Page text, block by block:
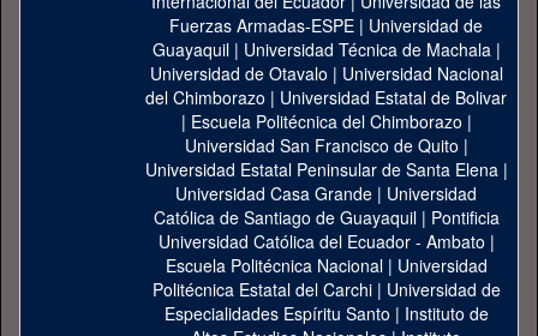
Fuerzas Armadas-ESPE | Universidad de
Guayaquil| Universidad Técnica de Machala|
Universidad de Otavalo | Universidad Nacional
del Chimborazo | Universidad Estatal de Bolivar
| Escuela Politécnica del Chimborazo |
Universidad San Francisco de Quito |
Universidad Estatal Peninsular de Santa Elena|
Universidad Casa Grande | Universidad
Católica de Santiago de Guayaquil| Pontificia
Universidad Católica del Ecuador - Ambato |
Escuela Politécnica Nacional| Universidad
Politécnica Estatal del Carchi| Universidad de
Especialidades Espíritu Santo | Instituto de